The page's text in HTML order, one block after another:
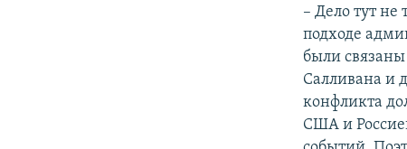
– Дело тут не
подходе
были
Салливана и
конфликта
США и